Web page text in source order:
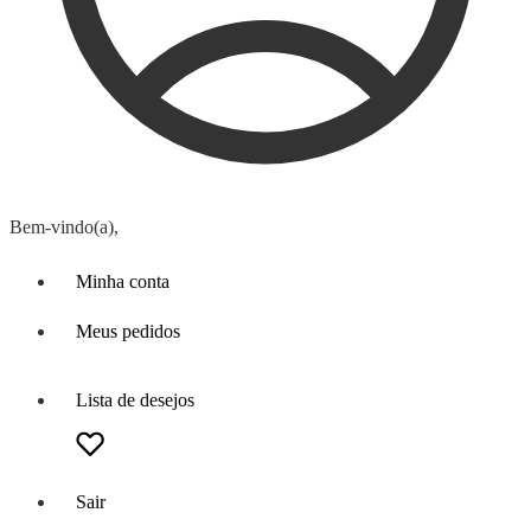
Bem-vindo(a),
Minha conta
Meus pedidos
Lista de desejos
Sair